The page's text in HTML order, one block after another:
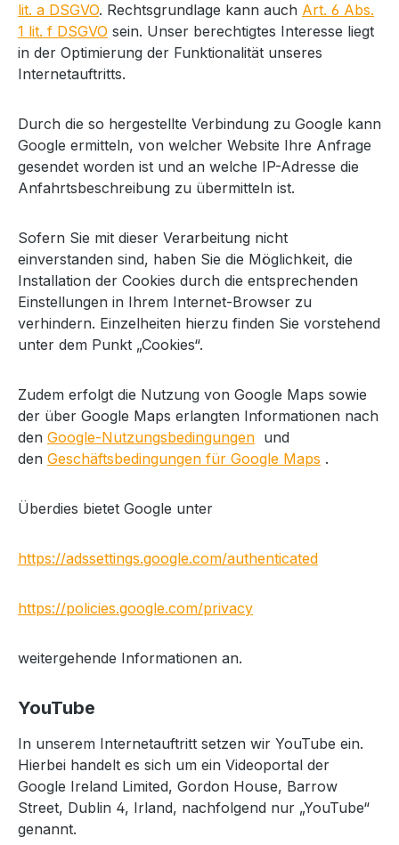
lit. a DSGVO. Rechtsgrundlage kann auch Art. 6 Abs.
1 lit. f DSGVO sein. Unser berechtigtes Interesse liegt
in der Optimierung der Funktionalität unseres
Internetauftritts.
Durch die so hergestellte Verbindung zu Google kann
Google ermitteln, von welcher Website Ihre Anfrage
gesendet worden ist und an welche IP-Adresse die
Anfahrtsbeschreibung zu übermitteln ist.
Sofern Sie mit dieser Verarbeitung nicht
einverstanden sind, haben Sie die Möglichkeit, die
Installation der Cookies durch die entsprechenden
Einstellungen in Ihrem Internet-Browser zu
verhindern. Einzelheiten hierzu finden Sie vorstehend
unter dem Punkt „Cookies“.
Zudem erfolgt die Nutzung von Google Maps sowie
der über Google Maps erlangten Informationen nach
den Google-Nutzungsbedingungen und
den Geschäftsbedingungen für Google Maps .
Überdies bietet Google unter
https://adssettings.google.com/authenticated
https://policies.google.com/privacy
weitergehende Informationen an.
YouTube
In unserem Internetauftritt setzen wir YouTube ein.
Hierbei handelt es sich um ein Videoportal der
Google Ireland Limited, Gordon House, Barrow
Street, Dublin 4, Irland, nachfolgend nur „YouTube“
genannt.